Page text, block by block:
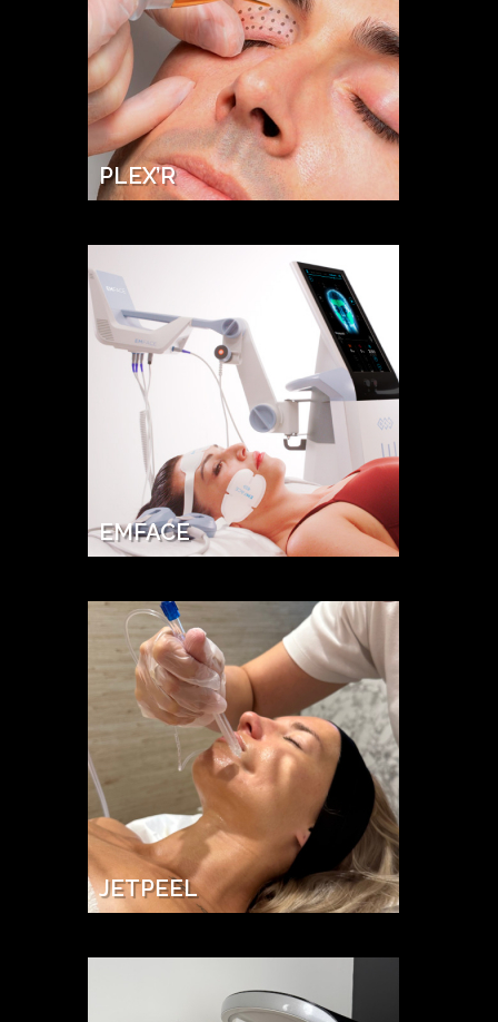
PLEX’R
EMFACE
JETPEEL